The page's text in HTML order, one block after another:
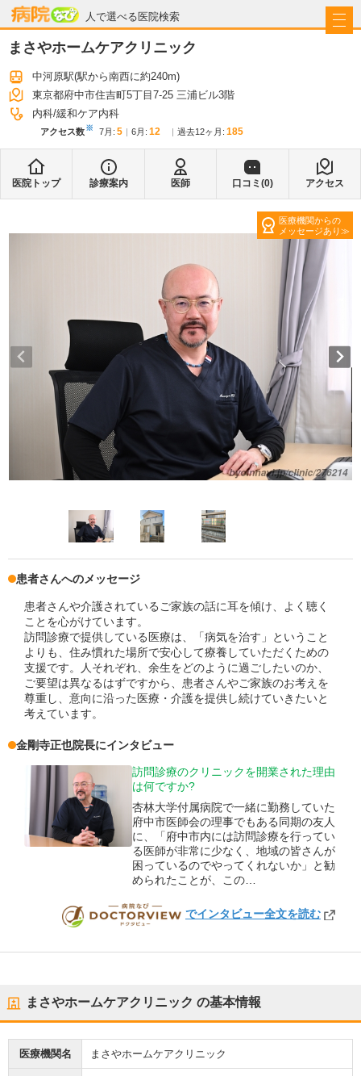
人で選べる医院検索
病院なび
まさやホームケアクリニック
中河原駅(駅から南西に約240m)
東京都府中市住吉町5丁目7-25 三浦ビル3階
内科 緩和ケア内科
アクセス数※ 7月 : 5 6月 : 12 過去12ヶ月: 185
医院トップ 診療案内 医師 口コミ(0) アクセス
医療機関からの
メッセージあり
患者さんへのメッセージ
患者さんや介護されているご家族の話に耳を傾け、よく聴く
ことを心がけています。
訪問診療で提供している医療は、「病気を治す」ということ
よりも、住み慣れた場所で安心して療養していただくための
支援です。人それぞれ、余生をどのように過ごしたいのか、
ご要望は異なるはずですから、患者さんやご家族のお考えを
尊重し、意向に沿った医療・介護を提供し続けていきたいと
考えています。
金剛寺正也院長にインタビュー
訪問診療のクリニックを開業された理由
は何ですか?
杏林大学付属病院で一緒に勤務していた
府中市医師会の理事でもある同期の友人
に、「府中市内には訪問診療を行ってい
る医師が非常に少なく、地域の皆さんが
困っているのでやってくれないか」と勧
められたことが、この…
DOCTORVIEW
でインタビュー全文を読む
まさやホームケアクリニック の基本情報
医療機関名 まさやホームケアクリニック